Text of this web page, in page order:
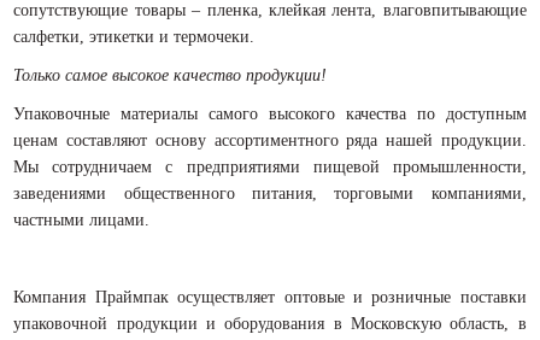
сопутствующие товары – пленка, клейкая лента, влаговпитывающие
салфетки, этикетки и термочеки.
Только самое высокое качество продукции!
Упаковочные материалы самого высокого качества по доступным
ценам составляют основу ассортиментного ряда нашей продукции.
Мы сотрудничаем с предприятиями пищевой промышленности,
заведениями общественного питания, торговыми компаниями,
частными лицами.
Компания Праймпак осуществляет оптовые и розничные поставки
упаковочной продукции и оборудования в Московскую область, в